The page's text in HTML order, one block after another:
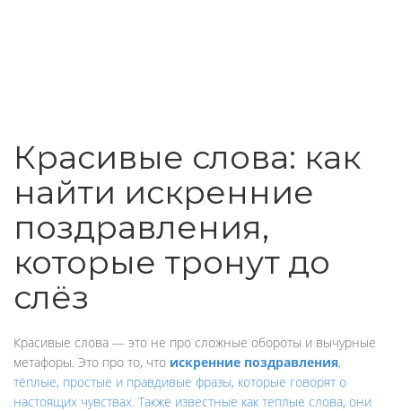
Красивые слова: как
найти искренние
поздравления,
которые тронут до
слёз
Красивые слова — это не про сложные обороты и вычурные
метафоры. Это про то, что искренние поздравления,
тёплые, простые и правдивые фразы, которые говорят о
настоящих чувствах. Также известные как теплые слова, они